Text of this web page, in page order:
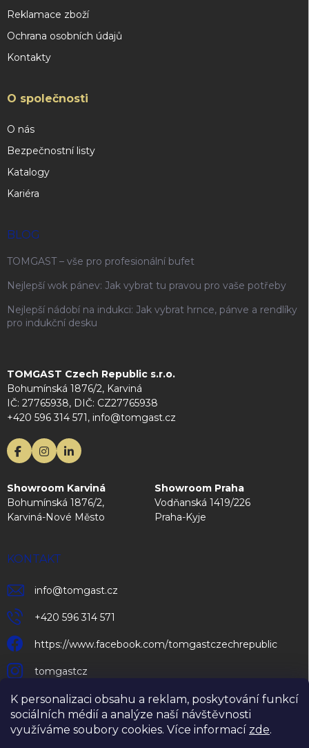
K personalizaci obsahu a reklam, poskytování funkcí
sociálních médií a analýze naší návštěvnosti
využíváme soubory cookies. Více informací zde.
Reklamace zboží
Ochrana osobních údajů
Kontakty
O společnosti
O nás
Bezpečnostní listy
Katalogy
Kariéra
BLOG
TOMGAST – vše pro profesionální bufet
Nejlepší wok pánev: Jak vybrat tu pravou pro vaše potřeby
Nejlepší nádobí na indukci: Jak vybrat hrnce, pánve a rendlíky
pro indukční desku
TOMGAST Czech Republic s.r.o.
Bohumínská 1876/2, Karviná
IČ: 27765938, DIČ: CZ27765938
+420 596 314 571, info@tomgast.cz
Showroom Karviná
Bohumínská 1876/2,
Karviná-Nové Město
Showroom Praha
Vodňanská 1419/226
Praha-Kyje
KONTAKT
info@tomgast.cz
+420 596 314 571
https://www.facebook.com/tomgastczechrepublic
tomgastcz